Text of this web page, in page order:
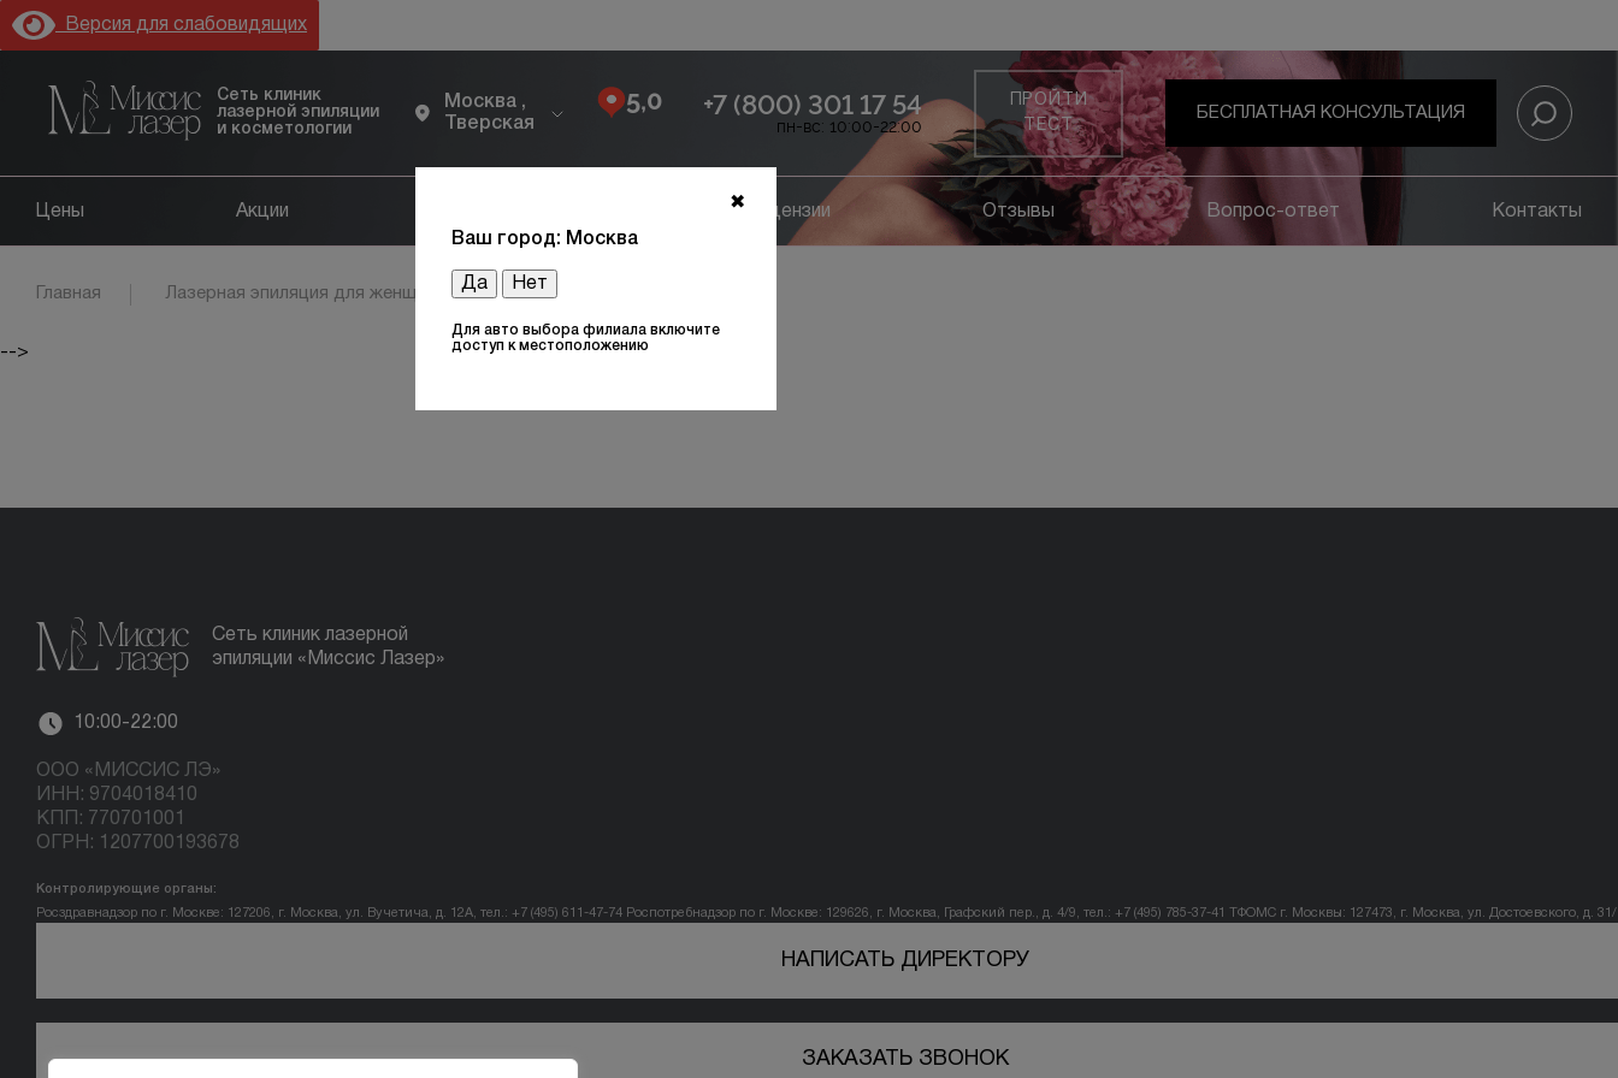
Версия для слабовидящих
Сеть клиник
лазерной эпиляции
и косметологии
Москва ,
Тверская
✖
Ваш город: Москва
Да Нет
Для авто выбора филиала включите
доступ к местоположению
5,0 +7 (800) 301 17 54
пн-вс: 10:00-22:00
ПРОЙТИ
ТЕСТ
БЕСПЛАТНАЯ КОНСУЛЬТАЦИЯ
Цены Акции Отзывы Вопрос-ответ
Лицензии Контакты
Главная Лазерная эпиляция для женщин Область груди
-->
Сеть клиник лазерной
эпиляции «Миссис Лазер»
10:00-22:00
ООО «МИССИС ЛЭ»
ИНН: 9704018410
КПП: 770701001
ОГРН: 1207700193678
Контролирующие органы:
Росздравнадзор по г. Москве: 127206, г. Москва, ул. Вучетича, д. 12А, тел.: +7 (495) 611-47-74 Роспотребнадзор по г. Москве: 129626, г. Москва, Графский пер., д. 4/9, тел.: +7 (495) 785-37-41 ТФОМС г. Москвы: 127473, г. Москва, ул. Достоевского, д. 31/
НАПИСАТЬ ДИРЕКТОРУ
ЗАКАЗАТЬ ЗВОНОК